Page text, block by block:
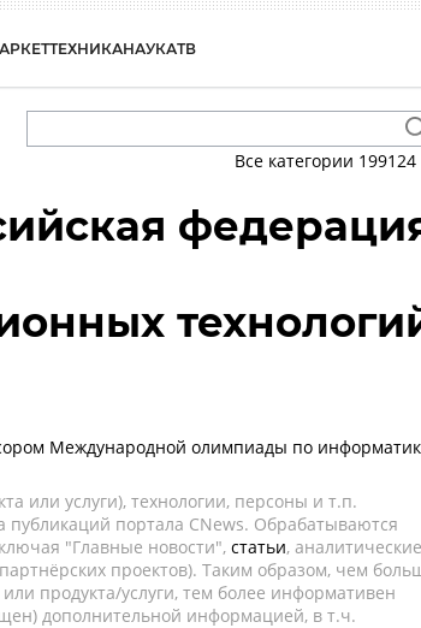
ТЕХНИКАНАУКАТВ
Все категории 199124
Международной олимпиады по
или услуги), технологии, персоны и т.п.
публикаций портала CNews. Обрабатываются
"Главные новости", статьи, аналитические
проектов). Таким образом, чем
продукта/услуги, тем более информативен
дополнительной информацией, в т.ч.